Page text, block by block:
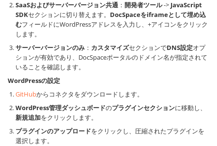
SaaSおよびサーバーバージョン共通 ： 開発者ツール-> JavaScript
SDKセクションに切り替えます。 DocSpaceをiframeとして埋め込
むフィールドにWordPressアドレスを入力し、+アイコンをクリック
します。
サーバーバージョンのみ ： カスタマイズセクションでDNS設定オプ
ションが有効であり、DocSpaceポータルのドメイン名が指定されて
いることを確認します。
WordPressの設定
GitHubからコネクタをダウンロードします。
WordPress管理ダッシュボードのプラグインセクションに移動し、
新規追加をクリックします。
プラグインのアップロードをクリックし、圧縮されたプラグインを
選択します。